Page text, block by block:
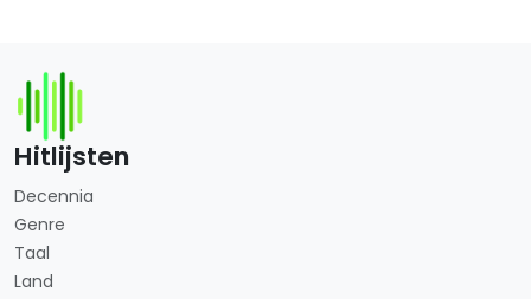
Hitlijsten
Decennia
Genre
Taal
Land